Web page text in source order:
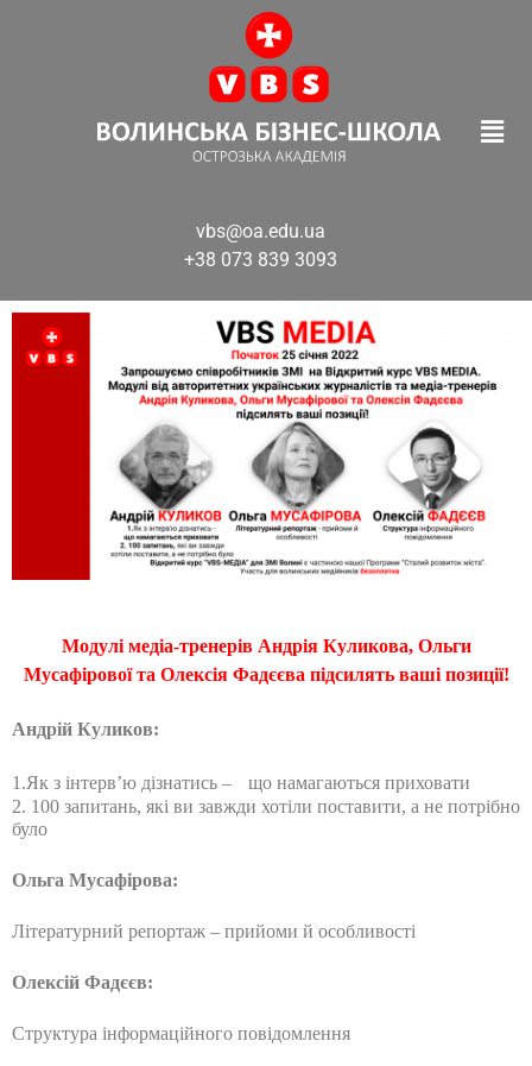
vbs@oa.edu.ua
+38 073 839 3093
Модулі медіа-тренерів Андрія Куликова, Ольги
Мусафірової та Олексія Фадєєва підсилять ваші позиції!
Андрій Куликов:
1.Як з інтерв’ю дізнатись –
що намагаються приховати
2. 100 запитань, які ви завжди хотіли поставити, а не потрібно
було
Ольга Мусафірова:
Літературний репортаж – прийоми й особливості
Олексій Фадєєв:
Структура інформаційного повідомлення